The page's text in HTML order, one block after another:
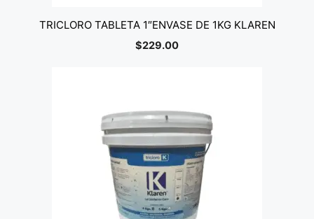
TRICLORO TABLETA 1″ENVASE DE 1KG KLAREN
$229.00